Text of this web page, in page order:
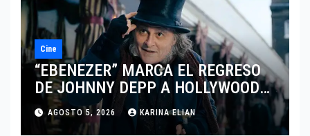
Cine
“EBENEZER” MARCA EL REGRESO
DE JOHNNY DEPP A HOLLYWOOD
TRAS SU PASO POR EL CINE
INDEPENDIENTE EUROPEO
AGOSTO 5, 2026 KARINA ELIAN